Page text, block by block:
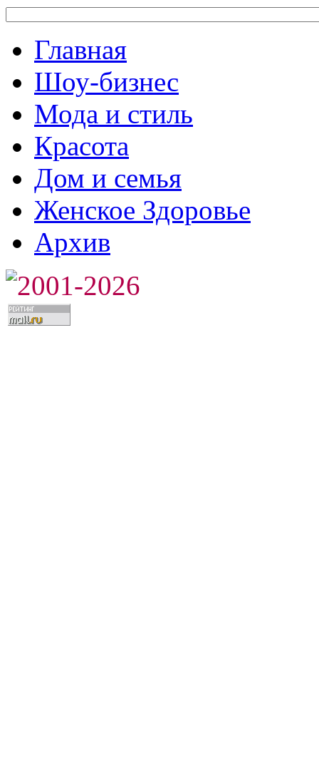
Главная
Шоу-бизнес
Мода и стиль
Красота
Дом и семья
Женское Здоровье
Архив
2001-2026